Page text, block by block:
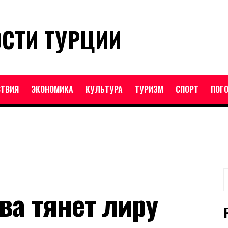
ТУРЦИИ
ЭКОНОМИКА КУЛЬТУРА ТУРИЗМ СПОРТ
тянет лиру